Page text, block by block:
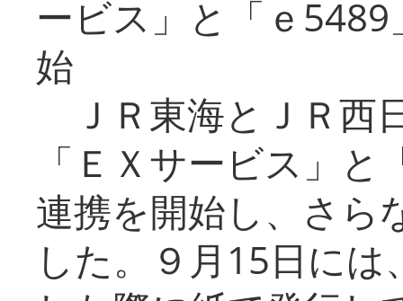
ービス」と「ｅ
始
ＪＲ東海とＪＲ西
「ＥＸサービス」
連携を開始し、さら
した。９月15日に